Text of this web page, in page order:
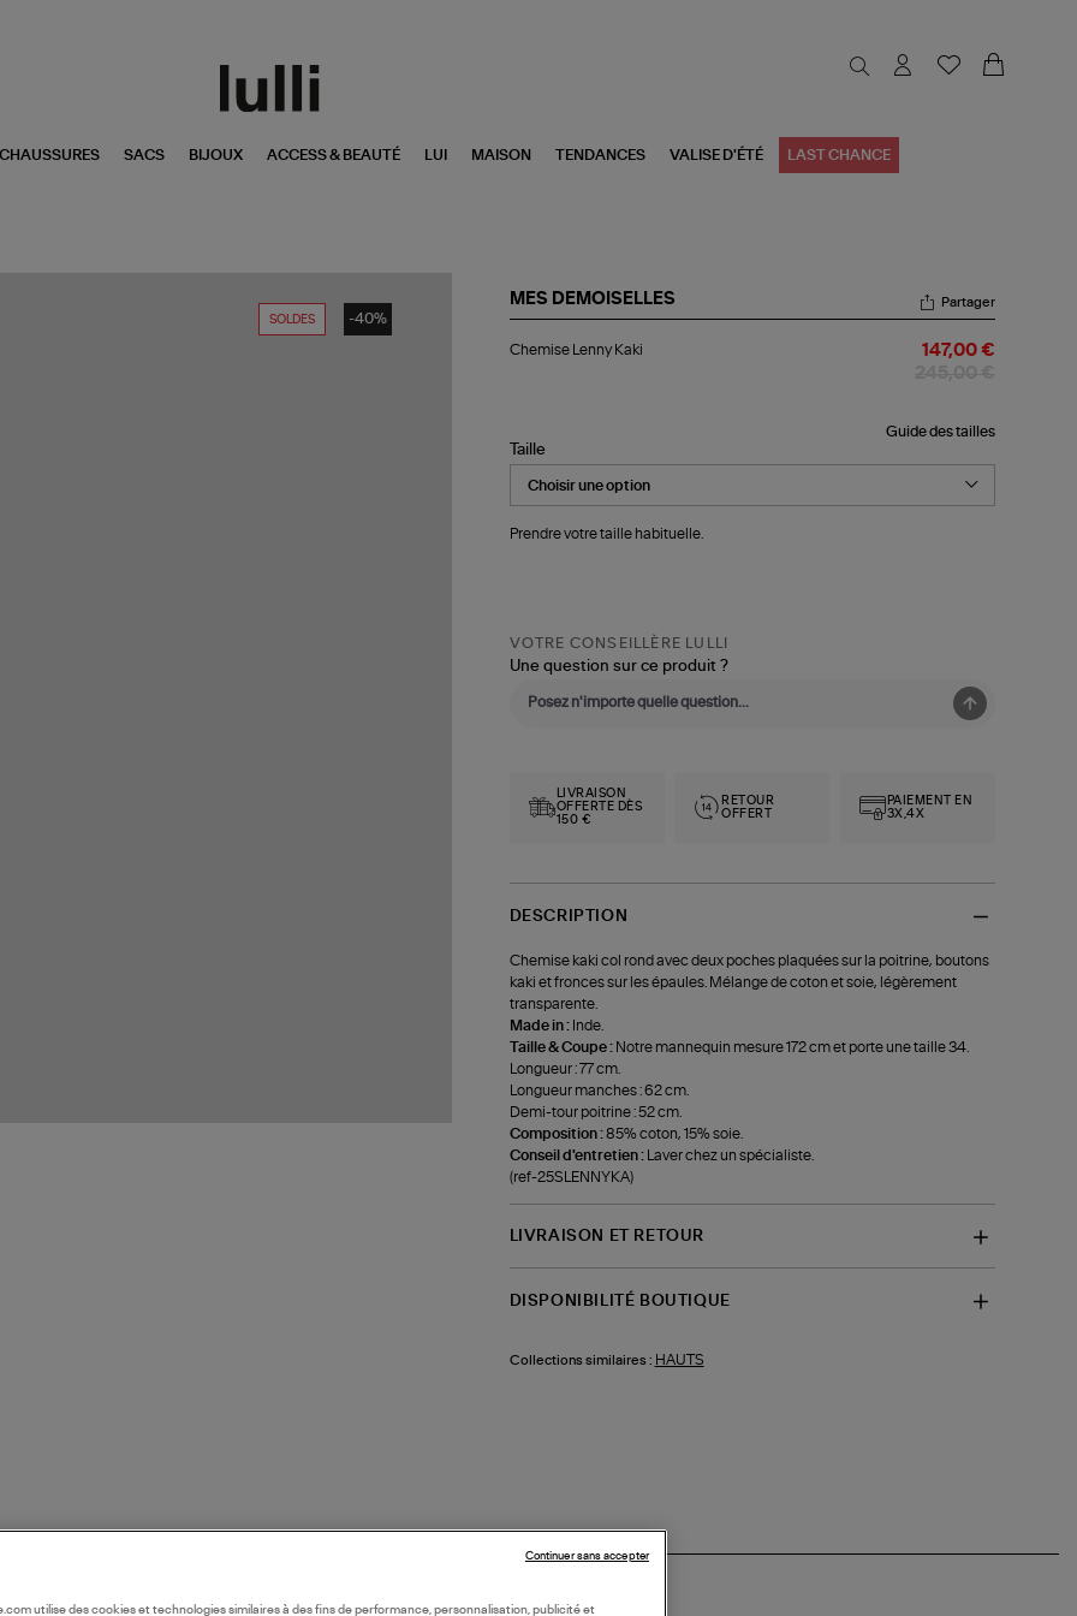
CHAUSSURES SACS BIJOUX ACCESS & BEAUTÉ LUI MAISON TENDANCES VALISE D'ÉTÉ LAST CHANCE
SOLDES -40%
MES DEMOISELLES
Lenny
Partager
Chemise Lenny Kaki 147,00 €
Guide des tailles
Taille
Prendre votre taille habituelle.
VOTRE CONSEILLÈRE LULLI
Une question sur ce produit ?
LIVRAISON
OFFERTE DÈS
150 €
RETOUR
OFFERT
PAIEMENT EN
3X,4X
DESCRIPTION
Chemise kaki col rond avec deux poches plaquées sur la poitrine, boutons
kaki et fronces sur les épaules. Mélange de coton et soie, légèrement
transparente.
Made in : Inde.
Taille & Coupe : Notre mannequin mesure 172 cm et porte une taille 34.
Longueur : 77 cm.
Longueur manches : 62 cm.
Demi-tour poitrine : 52 cm.
Composition :85% coton, 15% soie.
Conseil d'entretien :
Laver chez un spécialiste.
(ref-25SLENNYKA)
LIVRAISON ET RETOUR
DISPONIBILITÉ BOUTIQUE
Collections similaires : HAUTS
utilise des cookies et technologies similaires à des fins de performance, personnalisation, publicité et
Continuer sans accepter